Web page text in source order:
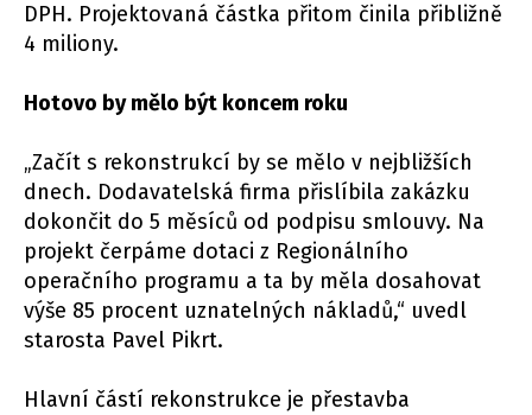
DPH. Projektovaná částka přitom činila přibližně
4 miliony.
Hotovo by mělo být koncem roku
„Začít s rekonstrukcí by se mělo v nejbližších
dnech. Dodavatelská firma přislíbila zakázku
dokončit do 5 měsíců od podpisu smlouvy. Na
projekt čerpáme dotaci z Regionálního
operačního programu a ta by měla dosahovat
výše 85 procent uznatelných nákladů,“ uvedl
starosta Pavel Pikrt.
Hlavní částí rekonstrukce je přestavba